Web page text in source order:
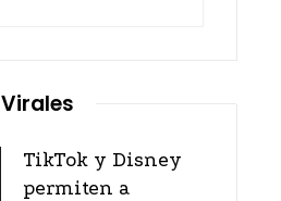
Virales
TikTok y Disney
permiten a